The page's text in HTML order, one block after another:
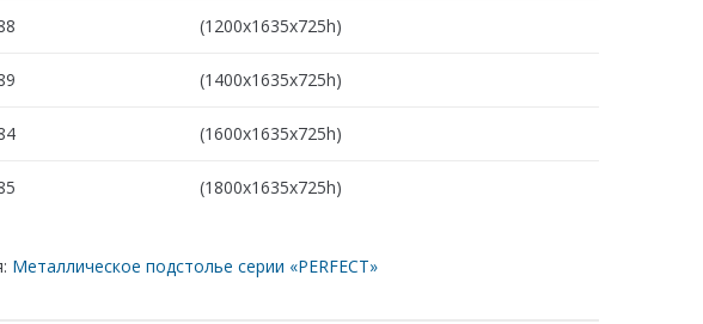
(1200х1635х725h)
(1400х1635х725h)
(1600х1635х725h)
(1800х1635х725h)
Металлическое подстолье серии «PERFECT»